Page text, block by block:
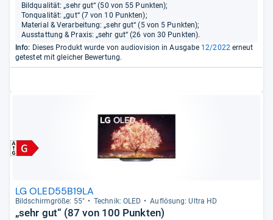
Bildqualität: „sehr gut“ (50 von 55 Punkten);
Tonqualität: „gut“ (7 von 10 Punkten);
Material & Verarbeitung: „sehr gut“ (5 von 5 Punkten);
Ausstattung & Praxis: „sehr gut“ (26 von 30 Punkten).
Info: Dieses Produkt wurde von audiovision in Ausgabe 12/2022erneut
getestet mit gleicher Bewertung.
LG OLED55B19LA
Bild­schirm­größe: 55" Tech­nik: OLED Auf­lö­sung: Ultra HD
„sehr gut“ (87 von 100 Punkten)